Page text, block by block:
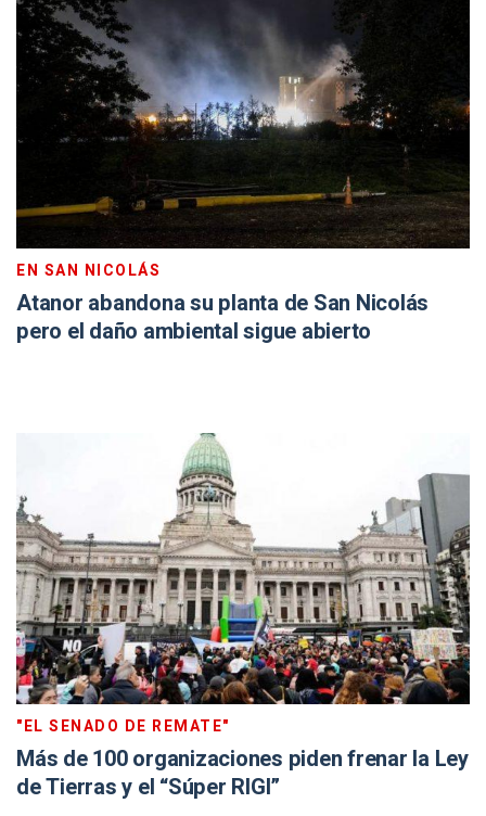
EN SAN NICOLÁS
Atanor abandona su planta de San Nicolás
pero el daño ambiental sigue abierto
"EL SENADO DE REMATE"
Más de 100 organizaciones piden frenar la Ley
de Tierras y el “Súper RIGI”